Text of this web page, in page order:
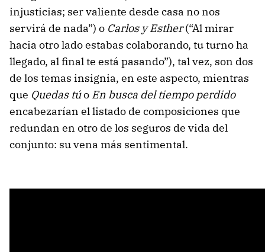
injusticias; ser valiente desde casa no nos
servirá de nada”) o Carlos y Esther(“Al mirar
hacia otro lado estabas colaborando, tu turno ha
llegado, al final te está pasando”), tal vez, son dos
de los temas insignia, en este aspecto, mientras
que Quedas túo En busca del tiempo perdido
encabezarían el listado de composiciones que
redundan en otro de los seguros de vida del
conjunto: su vena más sentimental.